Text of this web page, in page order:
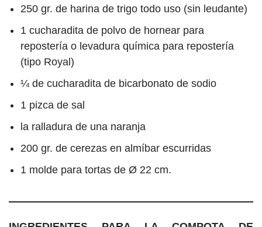
250 gr. de harina de trigo todo uso (sin leudante)
1 cucharadita de polvo de hornear para
repostería o levadura química para repostería
(tipo Royal)
¼ de cucharadita de bicarbonato de sodio
1 pizca de sal
la ralladura de una naranja
200 gr. de cerezas en almíbar escurridas
1 molde para tortas de Ø 22 cm.